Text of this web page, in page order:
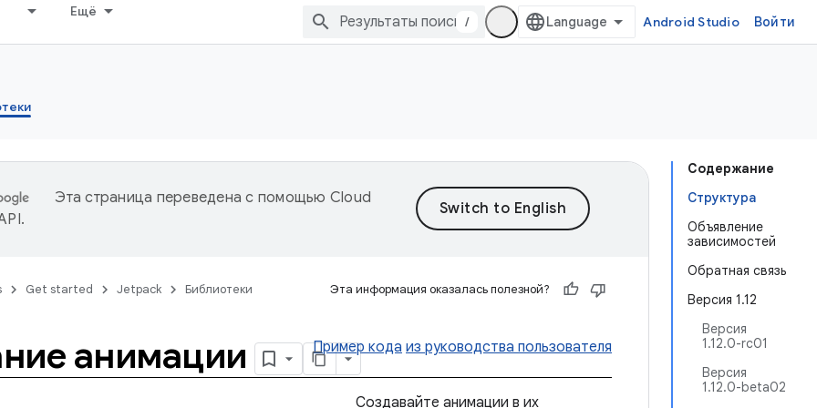
Ещё
/ Android Studio Войти
Содержание
Структура
Объявление
зависимостей
Обратная связь
Версия 1.12
Версия
1.12.0-rc01
Версия
1.12.0-beta02
Эта страница переведена с помощью Cloud
.
Get started Jetpack Библиотеки Эта информация оказалась полезной?
анимации Пример кода из руководства пользователя
Создавайте анимации в их